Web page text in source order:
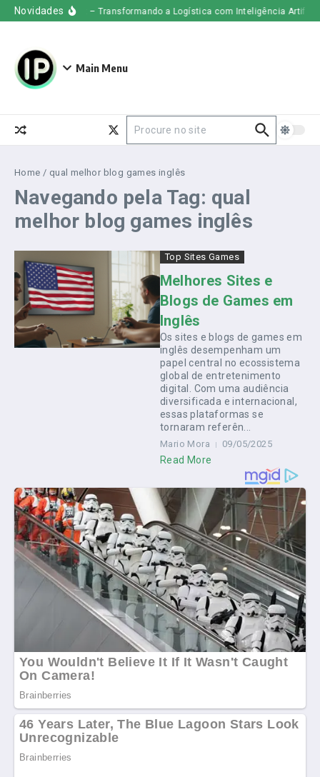
Ir para o conteúdo
Novidades
Uber Freight – Transformando a Logística com Inteligência Artificial
Main Menu
Home / qual melhor blog games inglês
Navegando pela Tag: qual
melhor blog games inglês
Top Sites Games
Melhores Sites e
Blogs de Games em
Inglês
Os sites e blogs de games em
inglês desempenham um
papel central no ecossistema
global de entretenimento
digital. Com uma audiência
diversificada e internacional,
essas plataformas se
tornaram referên...
Mario Mora 09/05/2025
Read More